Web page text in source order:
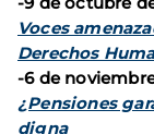
Voces
Derechos
-6 de
¿Pensiones
digna